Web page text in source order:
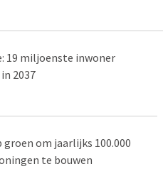
19 miljoenste inwoner
2037
groen om jaarlijks 100.000
te bouwen